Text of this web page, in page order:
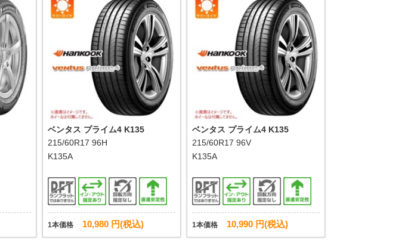
ベンタス プライム4 K135
215/60R17 96H
K135A
1本価格 10,980 円(税込)
ベンタス プライム4 K135
215/60R17 96V
K135A
1本価格 10,990 円(税込)